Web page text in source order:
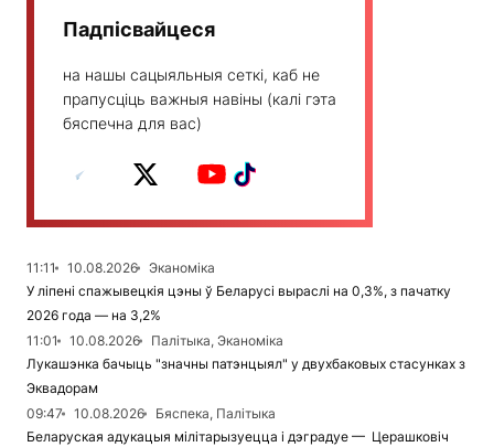
Падпісвайцеся
на нашы сацыяльныя сеткі, каб не
прапусціць важныя навіны (калі гэта
бяспечна для вас)
11:11 10.08.2026
Эканоміка
У ліпені спажывецкія цэны ў Беларусі выраслі на 0,3%, з пачатку
2026 года — на 3,2%
11:01
10.08.2026
Палітыка, Эканоміка
Лукашэнка бачыць "значны патэнцыял" у двухбаковых стасунках з
Эквадорам
09:47
10.08.2026
Бяспека, Палітыка
Беларуская адукацыя мілітарызуецца і дэградуе — Церашковіч